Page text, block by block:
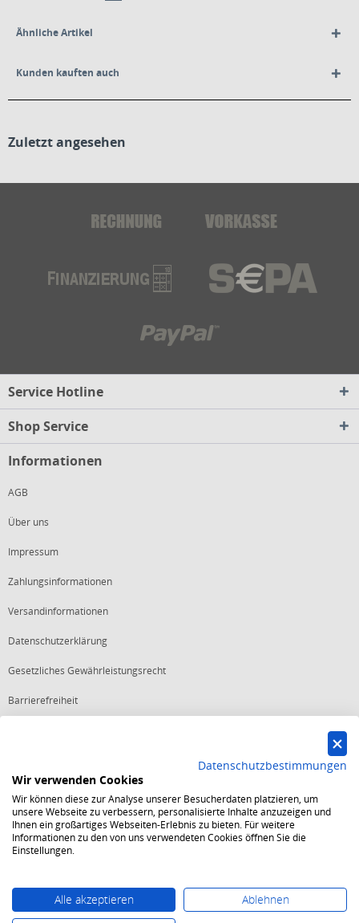
Ähnliche Artikel
Kunden kauften auch
Zuletzt angesehen
Service Hotline
Shop Service
Informationen
AGB
Über uns
Impressum
Zahlungsinformationen
Versandinformationen
Datenschutzerklärung
Gesetzliches Gewährleistungsrecht
Barrierefreiheit
Starker Service
Shops mit dem Excellent Shop Award stehen seit mehr als 5,
10, 15 oder 20 Jahren für ein sicheres und angenehmes
Einkaufserlebnis.
Echte Verlässlichkeit
Jede Bestellung ist durch den Trusted Shops Käuferschutz
abgesichert und es gelten strenge Kriterien zum Schutz
Datenschutzbestimmungen
Wir verwenden Cookies
Wir können diese zur Analyse unserer Besucherdaten platzieren, um
unsere Webseite zu verbessern, personalisierte Inhalte anzuzeigen und
Ihnen ein großartiges Webseiten-Erlebnis zu bieten. Für weitere
Informationen zu den von uns verwendeten Cookies öffnen Sie die
Einstellungen.
Alle akzeptieren
Ablehnen